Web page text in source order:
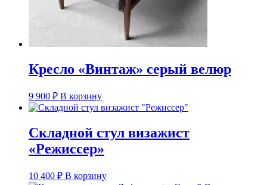
Кресло «Винтаж» серый велюр
9 900 ₽ В корзину
Складной стул визажист
«Режиссер»
10 400 ₽ В корзину